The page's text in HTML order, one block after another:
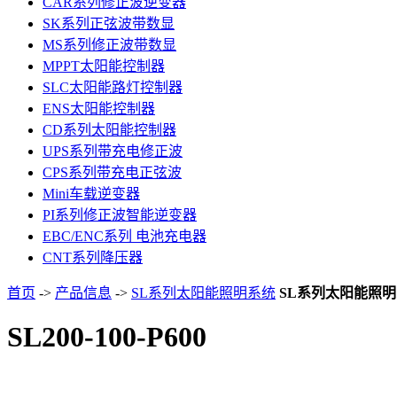
SK系列正弦波带数显
MS系列修正波带数显
MPPT太阳能控制器
SLC太阳能路灯控制器
ENS太阳能控制器
CD系列太阳能控制器
UPS系列带充电修正波
CPS系列带充电正弦波
Mini车载逆变器
PI系列修正波智能逆变器
EBC/ENC系列 电池充电器
CNT系列降压器
首页 -> 产品信息 -> SL系列太阳能照明系统 SL系列太阳能照
SL200-100-P600